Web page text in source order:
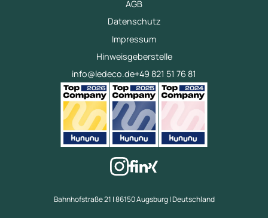
info@ledeco.de+49 821 51 76 81
Bahnhofstraße 21 | 86150 Augsburg | Deutschland
AGB
Datenschutz
Impressum
Hinweisgeberstelle